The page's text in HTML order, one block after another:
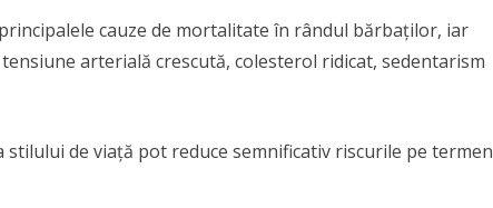
cauze de mortalitate în rândul bărbaților, iar
arterială crescută, colesterol ridicat, sedentarism
de viață pot reduce semnificativ riscurile pe termen